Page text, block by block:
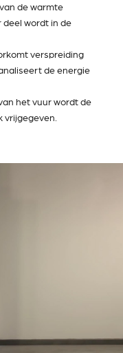
de warmte
deel wordt in de
verspreiding
de energie
het vuur wordt de